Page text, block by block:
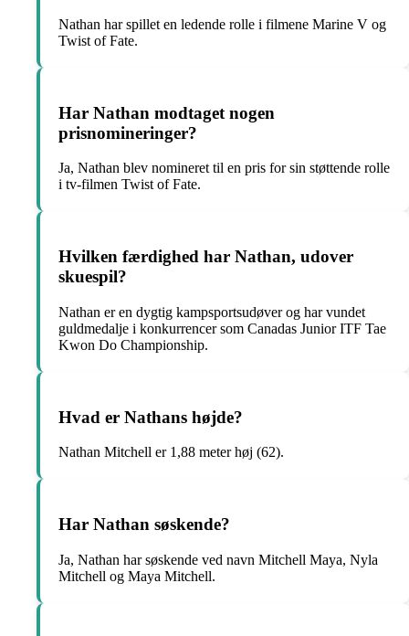
Nathan har spillet en ledende rolle i filmene Marine V og
Twist of Fate.
Har Nathan modtaget nogen
prisnomineringer?
Ja, Nathan blev nomineret til en pris for sin støttende rolle
i tv-filmen Twist of Fate.
Hvilken færdighed har Nathan, udover
skuespil?
Nathan er en dygtig kampsportsudøver og har vundet
guldmedalje i konkurrencer som Canadas Junior ITF Tae
Kwon Do Championship.
Hvad er Nathans højde?
Nathan Mitchell er 1,88 meter høj (62).
Har Nathan søskende?
Ja, Nathan har søskende ved navn Mitchell Maya, Nyla
Mitchell og Maya Mitchell.